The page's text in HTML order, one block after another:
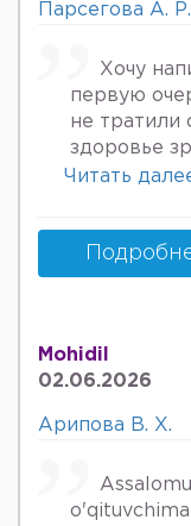
Парсегова А. Р.
Хочу
первую
не тратили
здоровье
пережил то,
врачебной
Если
так
надежду,
после
заметила
Женщинам
Читать
Mohidil
02.06.2026
Арипова В. Х.